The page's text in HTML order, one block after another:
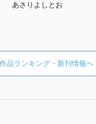
あさりよしとお
品ランキング・新刊情報へ